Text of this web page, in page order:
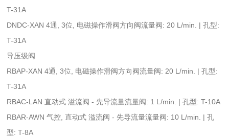
T-31A
DNDC-XAN 4通, 3位, 电磁操作滑阀方向阀流量阀: 20 L/min. | 孔型:
T-31A
导压级阀
RBAP-XAN 4通, 3位, 电磁操作滑阀方向阀流量阀: 20 L/min. | 孔型:
T-31A
RBAC-LAN 直动式 溢流阀 - 先导流量流量阀: 1 L/min. | 孔型: T-10A
RBAR-AWN 气控, 直动式 溢流阀 - 先导流量流量阀: 10 L/min. | 孔
型: T-8A